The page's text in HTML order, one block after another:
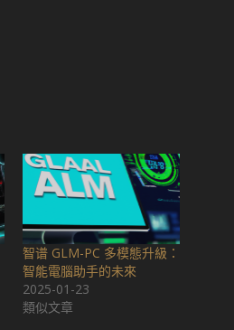
智谱 GLM-PC 多模態升級：
智能電腦助手的未來
2025-01-23
類似文章